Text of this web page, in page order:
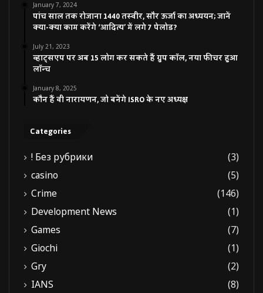
January 7, 2024
पांच साल तक रोजाना 1440 तस्वीर, सौर ऊर्जा का अध्ययन; जानें
क्या-क्या काम करेंगे ‘आदित्य’ में लगे 7 पेलोड?
July 21, 2023
व्हाट्सएप पर अब 15 लोग कर सकते हैं ग्रुप कॉल, नया फीचर हुआ
लॉन्च
January 8, 2025
कौन हैं वी नारायणन, जो बनेंगे ISRO के नए अध्यक्ष
Categories
! Без рубрики
(3)
casino
(5)
Crime
(146)
Development News
(1)
Games
(7)
Giochi
(1)
Gry
(2)
IANS
(8)